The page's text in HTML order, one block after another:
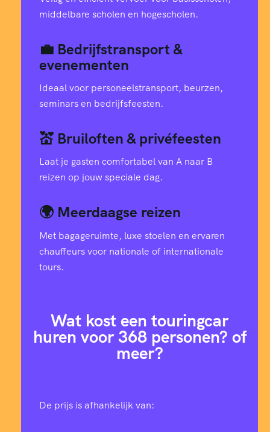
middelbare scholen en hogescholen.
💼 Bedrijfstransport &
evenementen
Ideaal voor personeelstransport, beurzen,
seminars en bedrijfsfeesten.
💒 Bruiloften & privéfeesten
Laat je gasten comfortabel van A naar B
reizen op jouw speciale dag.
🌍 Meerdaagse reizen
Met bagageruimte, luxe stoelen en ervaren
chauffeurs voor nationale of internationale
tours.
Wat kost een touringcar
huren voor 368 personen? of
meer?
De prijs is afhankelijk van: